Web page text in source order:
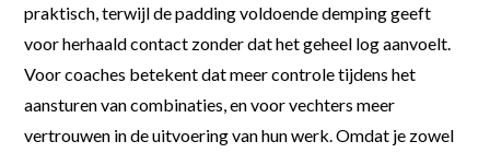
praktisch, terwijl de padding voldoende demping geeft
voor herhaald contact zonder dat het geheel log aanvoelt.
Voor coaches betekent dat meer controle tijdens het
aansturen van combinaties, en voor vechters meer
vertrouwen in de uitvoering van hun werk. Omdat je zowel